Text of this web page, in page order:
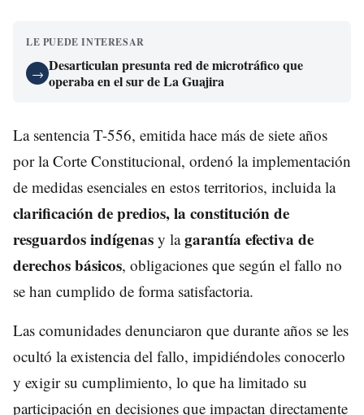
LE PUEDE INTERESAR
→ Desarticulan presunta red de microtráfico que
operaba en el sur de La Guajira
La sentencia T-556, emitida hace más de siete años
por la Corte Constitucional, ordenó la implementación
de medidas esenciales en estos territorios, incluida la
clarificación de predios, la constitución de
resguardos indígenas y lagarantía efectiva de
derechos básicos, obligaciones que según el fallo no
se han cumplido de forma satisfactoria.
Las comunidades denunciaron que durante años se les
ocultó la existencia del fallo, impidiéndoles conocerlo
y exigir su cumplimiento, lo que ha limitado su
participación en decisiones que impactan directamente